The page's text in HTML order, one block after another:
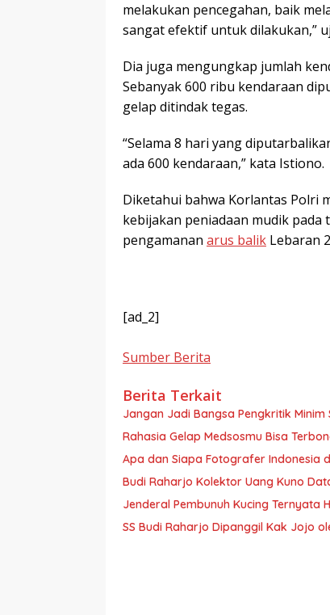
melakukan pencegahan, baik
sangat efektif untuk dilakukan,”
Dia juga mengungkap jumlah
Sebanyak 600 ribu kendaraan
gelap ditindak tegas.
“Selama 8 hari yang
ada 600 kendaraan,” kata Istiono.
Diketahui bahwa Korlantas Polri
kebijakan peniadaan mudik
pengamanan arus balik Lebaran
[ad_2]
Sumber Berita
Berita Terkait
Jangan Jadi Bangsa Pengkritik Minim
Rahasia Gelap Medsosmu Bisa
Apa dan Siapa Fotografer Indonesia
Budi Raharjo Kolektor Uang Kuno
Jenderal Pembunuh Kucing Ternyata
SS Budi Raharjo Dipanggil Kak Jojo